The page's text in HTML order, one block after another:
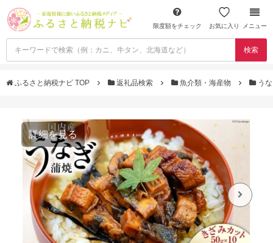
限度額をチェック お気に入り メニュー
検索
ふるさと納税ナビ TOP 返礼品検索 魚介類・海産物 う
詳細を見る